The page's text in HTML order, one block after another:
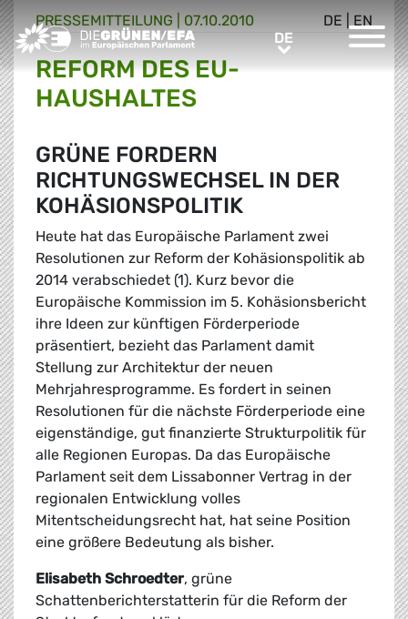
Greens/EFA Home DEDE
DE EN
PRESSE­MITTEILUNG 07.10.2010
REFORM DES EU-
HAUSHALTES
GRÜNE FORDERN
RICHTUNGSWECHSEL IN DER
KOHÄSIONSPOLITIK
Heute hat das Europäische Parlament zwei
Resolutionen zur Reform der Kohäsionspolitik ab
2014 verabschiedet (1). Kurz bevor die
Europäische Kommission im 5. Kohäsionsbericht
ihre Ideen zur künftigen Förderperiode
präsentiert, bezieht das Parlament damit
Stellung zur Architektur der neuen
Mehrjahresprogramme. Es fordert in seinen
Resolutionen für die nächste Förderperiode eine
eigenständige, gut finanzierte Strukturpolitik für
alle Regionen Europas. Da das Europäische
Parlament seit dem Lissabonner Vertrag in der
regionalen Entwicklung volles
Mitentscheidungsrecht hat, hat seine Position
eine größere Bedeutung als bisher.
Elisabeth Schroedter, grüne
Schattenberichterstatterin für die Reform der